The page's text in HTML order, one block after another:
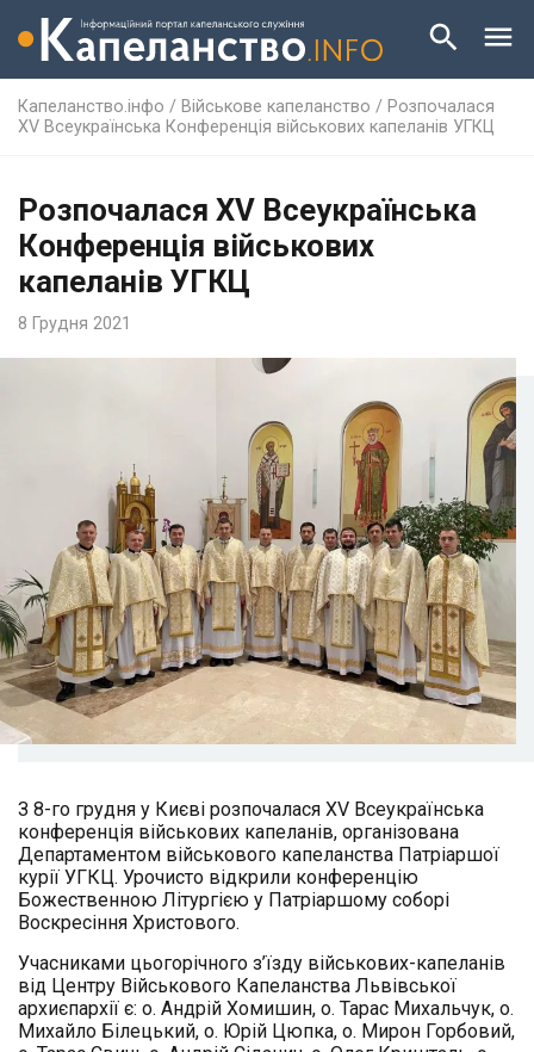
Капеланство.інфо / Військове капеланство / Розпочалася
ХV Всеукраїнська Конференція військових капеланів УГКЦ
Розпочалася ХV Всеукраїнська
Конференція військових
капеланів УГКЦ
8 Грудня 2021
З 8-го грудня у Києві розпочалася ХV Всеукраїнська
конференція військових капеланів, організована
Департаментом військового капеланства Патріаршої
курії УГКЦ. Урочисто відкрили конференцію
Божественною Літургією у Патріаршому соборі
Воскресіння Христового.
Учасниками цьогорічного з’їзду військових-капеланів
від Центру Військового Капеланства Львівської
архиєпархії є: о. Андрій Хомишин, о. Тарас Михальчук, о.
Михайло Білецький, о. Юрій Цюпка, о. Мирон Горбовий,